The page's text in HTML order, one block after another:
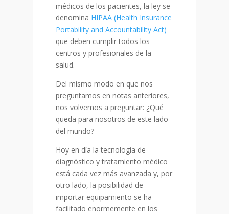
médicos de los pacientes, la ley se
denomina HIPAA(Health Insurance
Portability and Accountability Act)
que deben cumplir todos los
centros y profesionales de la
salud.
Del mismo modo en que nos
preguntamos en notas anteriores,
nos volvemos a preguntar: ¿Qué
queda para nosotros de este lado
del mundo?
Hoyen día la tecnología de
diagnóstico y tratamiento médico
está cada vez más avanzada y, por
otro lado, la posibilidad de
importar equipamiento se ha
facilitado enormemente en los